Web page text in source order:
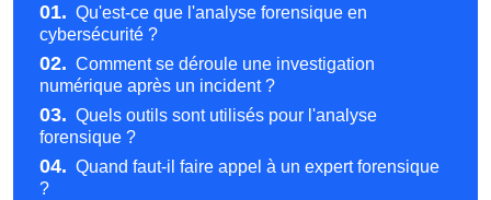
01. Qu'est-ce que l'analyse forensique en
cybersécurité ?
02. Comment se déroule une investigation
numérique après un incident ?
03. Quels outils sont utilisés pour l'analyse
forensique ?
04. Quand faut-il faire appel à un expert forensique
?